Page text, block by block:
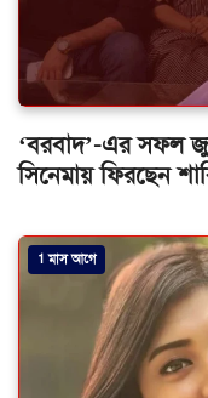
‘বরবাদ’-এর সফল
সিনেমায় ফিরছেন
1 মাস আগে